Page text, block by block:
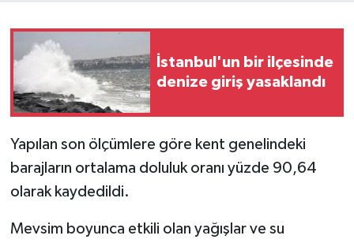
İstanbul'un bir ilçesinde
denize giriş yasaklandı
Yapılan son ölçümlere göre kent genelindeki
barajların ortalama doluluk oranı yüzde 90,64
olarak kaydedildi.
Mevsim boyunca etkili olan yağışlar ve su